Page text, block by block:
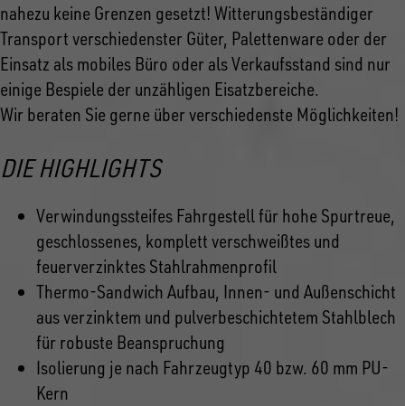
nahezu keine Grenzen gesetzt! Witterungsbeständiger
Transport verschiedenster Güter, Palettenware oder der
Einsatz als mobiles Büro oder als Verkaufsstand sind nur
einige Bespiele der unzähligen Eisatzbereiche.
Wir beraten Sie gerne über verschiedenste Möglichkeiten!
DIE HIGHLIGHTS
Verwindungssteifes Fahrgestell für hohe Spurtreue,
geschlossenes, komplett verschweißtes und
feuerverzinktes Stahlrahmenprofil
Thermo-Sandwich Aufbau, Innen- und Außenschicht
aus verzinktem und pulverbeschichtetem Stahlblech
für robuste Beanspruchung
Isolierung je nach Fahrzeugtyp 40 bzw. 60 mm PU-
Kern